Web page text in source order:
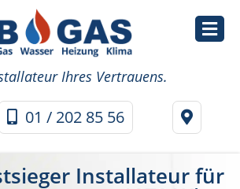
Ihres Vertrauens.
01 / 202 85 56
Installateur für